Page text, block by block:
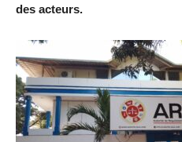
des acteurs.